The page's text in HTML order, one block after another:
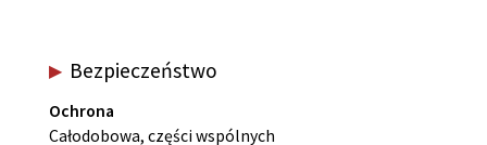
Bezpieczeństwo
Ochrona
Całodobowa, części wspólnych